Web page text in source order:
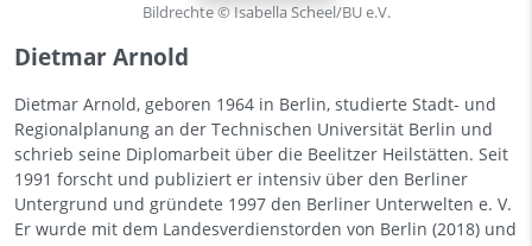
Bildrechte © Isabella Scheel/BU e.V.
Dietmar Arnold
Dietmar Arnold, geboren 1964 in Berlin, studierte Stadt- und
Regionalplanung an der Technischen Universität Berlin und
schrieb seine Diplomarbeit über die Beelitzer Heilstätten. Seit
1991 forscht und publiziert er intensiv über den Berliner
Untergrund und gründete 1997 den Berliner Unterwelten e. V.
Er wurde mit dem Landesverdienstorden von Berlin (2018) und